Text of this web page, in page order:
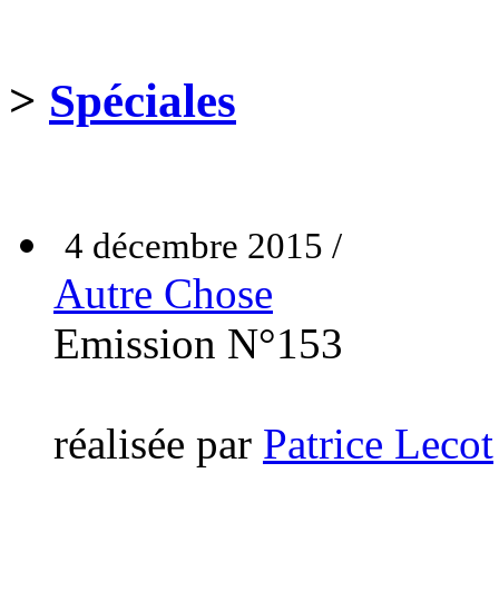
> Spéciales
4 décembre 2015 /
Autre Chose
Emission N°153
réalisée par Patrice Lecot